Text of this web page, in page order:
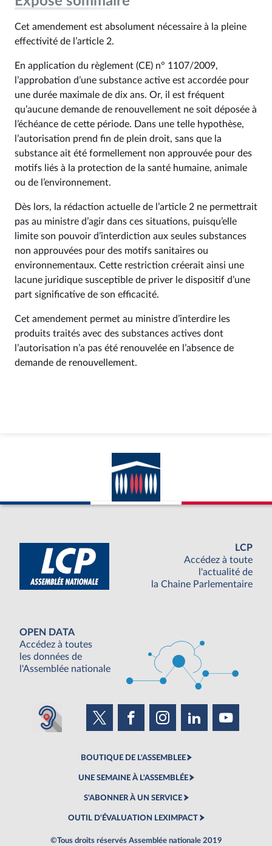
Cet amendement est absolument nécessaire à la pleine
effectivité de l’article 2.
En application du règlement (CE) n° 1107/2009,
l’approbation d’une substance active est accordée pour
une durée maximale de dix ans. Or, il est fréquent
qu’aucune demande de renouvellement ne soit déposée à
l’échéance de cette période. Dans une telle hypothèse,
l’autorisation prend fin de plein droit, sans que la
substance ait été formellement non approuvée pour des
motifs liés à la protection de la santé humaine, animale
ou de l’environnement.
Dès lors, la rédaction actuelle de l’article 2 ne permettrait
pas au ministre d’agir dans ces situations, puisqu’elle
limite son pouvoir d’interdiction aux seules substances
non approuvées pour des motifs sanitaires ou
environnementaux. Cette restriction créerait ainsi une
lacune juridique susceptible de priver le dispositif d’une
part significative de son efficacité.
Cet amendement permet au ministre d’interdire les
produits traités avec des substances actives dont
l’autorisation n’a pas été renouvelée en l’absence de
demande de renouvellement.
LCP
Accédez à toute
l'actualité de
la Chaine Parlementaire
OPEN DATA
Accédez à toutes
les données de
l'Assemblée nationale
BOUTIQUE DE L'ASSEMBLEE
UNE SEMAINE À L'ASSEMBLÉE
S'ABONNER À UN SERVICE
OUTIL D'ÉVALUATION LEXIMPACT
©Tous droits réservés Assemblée nationale 2019